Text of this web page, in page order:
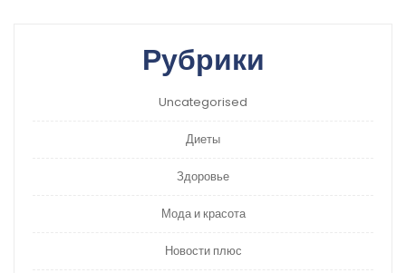
Рубрики
Uncategorised
Диеты
Здоровье
Мода и красота
Новости плюс